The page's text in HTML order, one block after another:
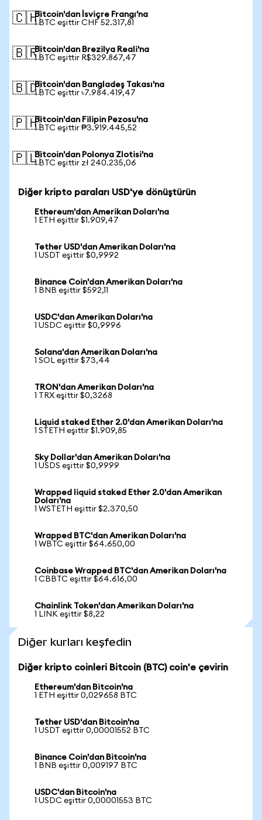
🇨🇭Bitcoin'dan İsviçre Frangı'na
1 BTC eşittir CHF 52.317,81
🇧🇷Bitcoin'dan Brezilya Reali'na
1 BTC eşittir R$329.867,47
🇧🇩Bitcoin'dan Bangladeş Takası'na
1 BTC eşittir ৳7.984.419,47
🇵🇭Bitcoin'dan Filipin Pezosu'na
1 BTC eşittir ₱3.919.445,52
🇵🇱Bitcoin'dan Polonya Zlotisi'na
1 BTC eşittir zł 240.235,06
Diğer kripto paraları USD'ye dönüştürün
Ethereum'dan Amerikan Doları'na
1 ETH eşittir $1.909,47
Tether USD'dan Amerikan Doları'na
1 USDT eşittir $0,9992
Binance Coin'dan Amerikan Doları'na
1 BNB eşittir $592,11
USDC'dan Amerikan Doları'na
1 USDC eşittir $0,9996
Solana'dan Amerikan Doları'na
1 SOL eşittir $73,44
TRON'dan Amerikan Doları'na
1 TRX eşittir $0,3268
Liquid staked Ether 2.0'dan Amerikan Doları'na
1 STETH eşittir $1.909,85
Sky Dollar'dan Amerikan Doları'na
1 USDS eşittir $0,9999
Wrapped liquid staked Ether 2.0'dan Amerikan
Doları'na
1 WSTETH eşittir $2.370,50
Wrapped BTC'dan Amerikan Doları'na
1 WBTC eşittir $64.650,00
Coinbase Wrapped BTC'dan Amerikan Doları'na
1 CBBTC eşittir $64.616,00
Chainlink Token'dan Amerikan Doları'na
1 LINK eşittir $8,22
Diğer kurları keşfedin
Diğer kripto coinleri Bitcoin (BTC) coin'e çevirin
Ethereum'dan Bitcoin'na
1 ETH eşittir 0,029658 BTC
Tether USD'dan Bitcoin'na
1 USDT eşittir 0,00001552 BTC
Binance Coin'dan Bitcoin'na
1 BNB eşittir 0,009197 BTC
USDC'dan Bitcoin'na
1 USDC eşittir 0,00001553 BTC